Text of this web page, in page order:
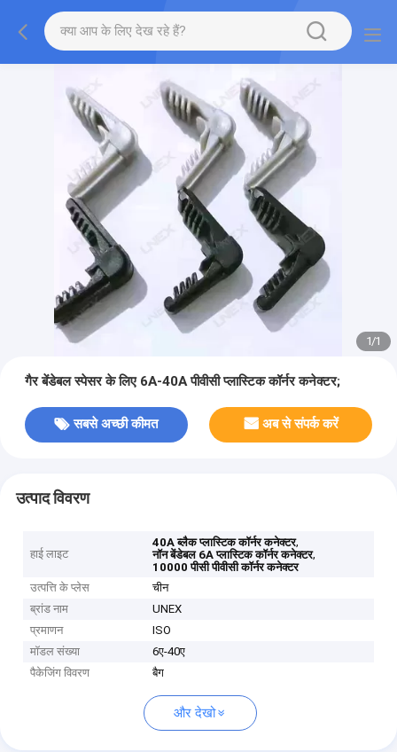
1/1
गैर बेंडेबल स्पेसर के लिए 6A-40A पीवीसी प्लास्टिक कॉर्नर कनेक्टर;
सबसे अच्छी कीमत अब से संपर्क करें
उत्पाद विवरण
हाई लाइट
40A ब्लैक प्लास्टिक कॉर्नर कनेक्टर,
नॉन बेंडेबल 6A प्लास्टिक कॉर्नर कनेक्टर,
10000 पीसी पीवीसी कॉर्नर कनेक्टर
उत्पत्ति के प्लेस
चीन
ब्रांड नाम
UNEX
प्रमाणन
ISO
मॉडल संख्या
6ए-40ए
पैकेजिंग विवरण
बैग
और देखो